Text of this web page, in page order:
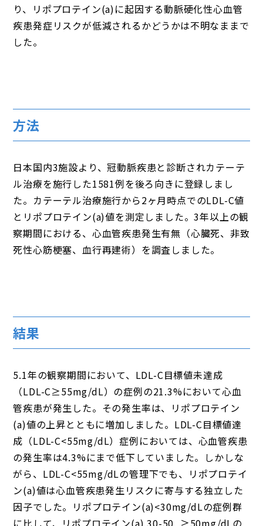
り、リポプロテイン(a)に起因する動脈硬化性心血管
疾患発症リスクが低減されるかどうかは不明なままで
した。
方法
日本国内3施設より、冠動脈疾患と診断されカテーテ
ル治療を施行した1581例を後ろ向きに登録しまし
た。カテーテル治療施行から2ヶ月時点でのLDL-C値
とリポプロテイン(a)値を測定しました。3年以上の観
察期間における、心血管疾患発生有無（心臓死、非致
死性心筋梗塞、血行再建術）を調査しました。
結果
5.1年の観察期間において、LDL-C目標値未達成
（LDL-C≥55mg/dL）の症例の21.3%において心血
管疾患が発生した。その発生率は、リポプロテイン
(a)値の上昇とともに増加しました。LDL-C目標値達
成（LDL-C<55mg/dL）症例においては、心血管疾患
の発生率は4.3%にまで低下していました。しかしな
がら、LDL-C<55mg/dLの管理下でも、リポプロテイ
ン(a)値は心血管疾患発生リスクに寄与する独立した
因子でした。リポプロテイン(a)<30mg/dLの症例群
に比して、リポプロテイン(a) 30-50, ≥50mg/dLの